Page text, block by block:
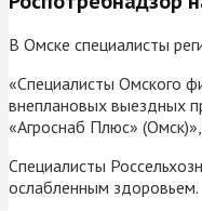
В Омске специалисты
«Специалисты Омского
внеплановых выездных
«Агроснаб Плюс»
Специалисты
ослабленным здоровьем.